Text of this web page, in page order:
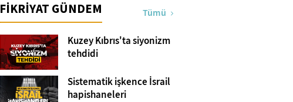
FİKRİYAT GÜNDEM Tümü
Kuzey Kıbrıs'ta siyonizm
tehdidi
Sistematik işkence İsrail
hapishaneleri